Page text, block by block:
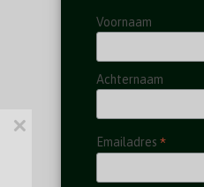
Voornaam
Achternaam
Emailadres*
×